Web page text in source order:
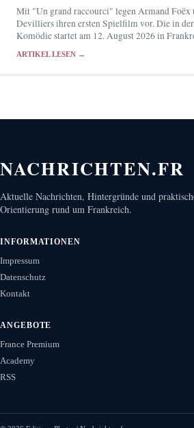
Mit "Un grand raccourci" legen Armand Foëx
Devilliers ihren ersten Spielfilm vor. Die in
Komödie startet am 12. August 2026 in
ARTIKEL LESEN →
NACHRICHTEN.FR
Aktuelle Nachrichten, Hintergründe und
Orientierung rund um Frankreich.
INFORMATIONEN
Impressum
Datenschutz
Kontakt
ANGEBOTE
France Premium
Academy
RSS